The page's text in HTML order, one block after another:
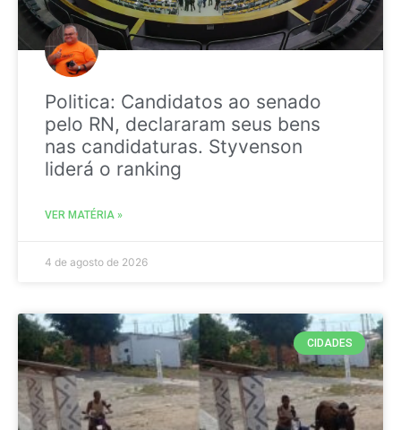
Politica: Candidatos ao senado
pelo RN, declararam seus bens
nas candidaturas. Styvenson
liderá o ranking
VER MATÉRIA »
4 de agosto de 2026
CIDADES